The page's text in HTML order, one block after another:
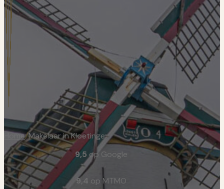
Home/Makelaar in Kloetinge
9,5 op Google
9,4 op MTMO